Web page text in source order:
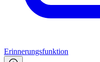
Erinnerungsfunktion